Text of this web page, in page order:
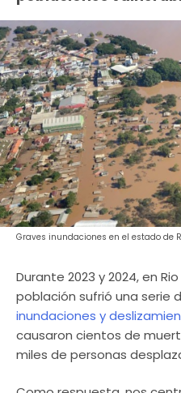
Graves inundaciones en el estado de
Durante 2023 y 2024, en
población sufrió una serie
inundaciones y
causaron cientos de
miles de personas